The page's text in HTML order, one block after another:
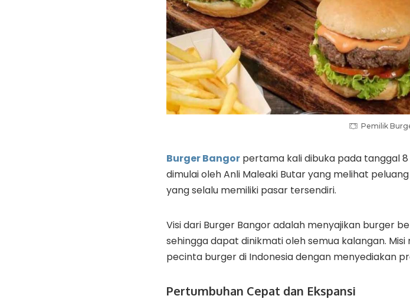
Pemilik
Burger Bangor pertama kali dibuka pada tanggal 8
dimulai oleh Anli Maleaki Butar yang melihat
yang selalu memiliki pasar tersendiri.
Visi dari Burger Bangor adalah menyajikan burger
sehingga dapat dinikmati oleh semua kalangan.
pecinta burger di Indonesia dengan menyediakan
Pertumbuhan Cepat dan Ekspansi